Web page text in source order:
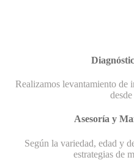
Realizamos levantamiento de
Asesoría y
Según la variedad, edad y
estrategias de